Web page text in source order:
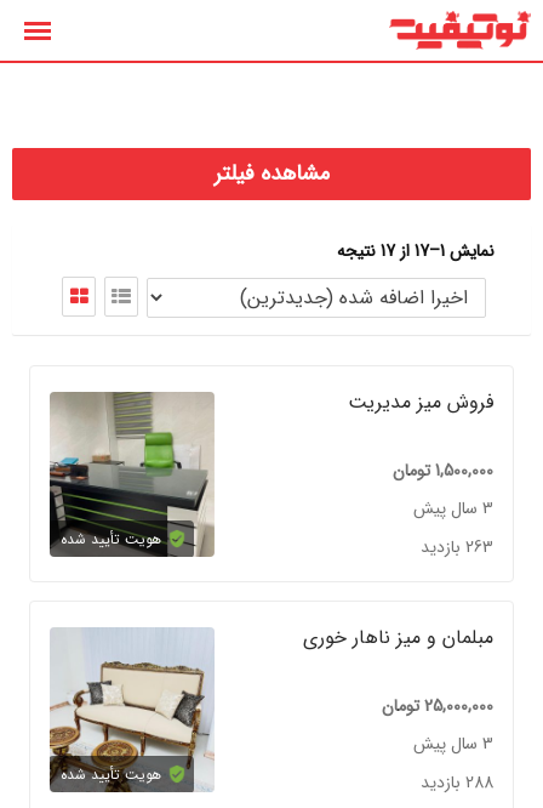
پرش
مشاهده فیلتر
نمایش 1–17 از 17 نتیجه
فروش میز مدیریت
1,500,000تومان
3 سال پیش
263 بازدید
هویت تأیید شده
مبلمان و میز ناهار خوری
25,000,000تومان
3 سال پیش
288 بازدید
هویت تأیید شده